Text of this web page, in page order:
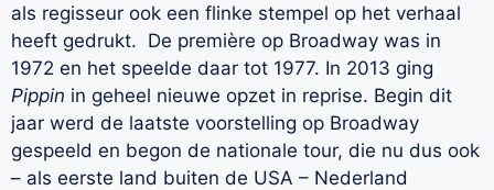
als regisseur ook een flinke stempel op het verhaal
heeft gedrukt. De première op Broadway was in
1972 en het speelde daar tot 1977. In 2013 ging
Pippin in geheel nieuwe opzet in reprise. Begin dit
jaar werd de laatste voorstelling op Broadway
gespeeld en begon de nationale tour, die nu dus ook
– als eerste land buiten de USA – Nederland